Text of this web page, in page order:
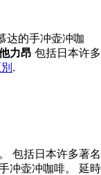
达的手冲壶冲咖
力昂 包括日本许多
.
包括日本许多著名
冲壶冲咖啡。 延時